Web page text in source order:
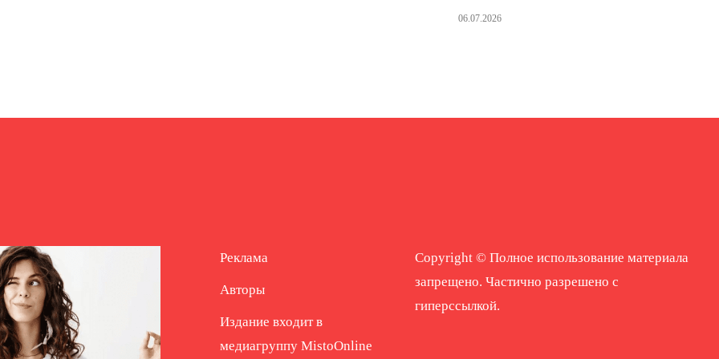
06.07.2026
Реклама
Авторы
Издание входит в
медиагруппу MistoOnline
Copyright © Полное использование материала
запрещено. Частично разрешено с
гиперссылкой.